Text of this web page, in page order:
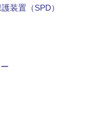
装置（SPD）